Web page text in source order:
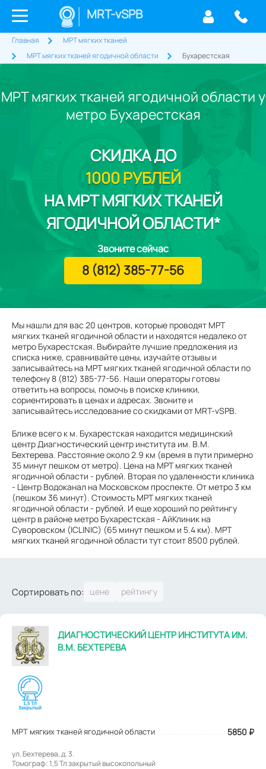
MRT-vSPB
Главная
МРТ мягких тканей
МРТ мягких тканей ягодичной области
Бухарестская
МРТ мягких тканей ягодичной области у
метро Бухарестская
Мы нашли для вас 20 центров, которые проводят МРТ
мягких тканей ягодичной области и находятся недалеко от
метро Бухарестская. Выбирайте лучшие предложения из
списка ниже, сравнивайте цены, изучайте отзывы и
записывайтесь на МРТ мягких тканей ягодичной области по
телефону 8 (812) 385-77-56. Наши операторы готовы
ответить на вопросы, помочь в поиске клиники,
сориентировать в ценах и адресах. Звоните и
записывайтесь исследование со скидками от MRT-vSPB.
Ближе всего к м. Бухарестская находится медицинский
центр Диагностический центр института им. В.М.
Бехтерева. Расстояние около 2.9 км (время в пути примерно
35 минут пешком от метро). Цена на МРТ мягких тканей
ягодичной области - рублей. Вторая по удаленности клиника
- Центр Водоканал на Московском проспекте. От метро 3 км
(пешком 36 минут). Стоимость МРТ мягких тканей
ягодичной области - рублей. И еще хороший по рейтингу
центр в районе метро Бухарестская - АйКлиник на
Суворовском (ICLINIC) (65 минут пешком и 5.4 км). МРТ
мягких тканей ягодичной области тут стоит 8500 рублей.
СКИДКАДО
1000 РУБЛЕЙ
НА МРТ МЯГКИХ ТКАНЕЙ
ЯГОДИЧНОЙ ОБЛАСТИ*
Звоните сейчас
8 (812) 385-77-56
Сортировать по:
ДИАГНОСТИЧЕСКИЙ ЦЕНТР ИНСТИТУТА ИМ.
В.М. БЕХТЕРЕВА
МРТ мягких тканей ягодичной области 5850 ₽
ул. Бехтерева, д. 3.
Томограф: 1,5 Тл закрытый высокопольный